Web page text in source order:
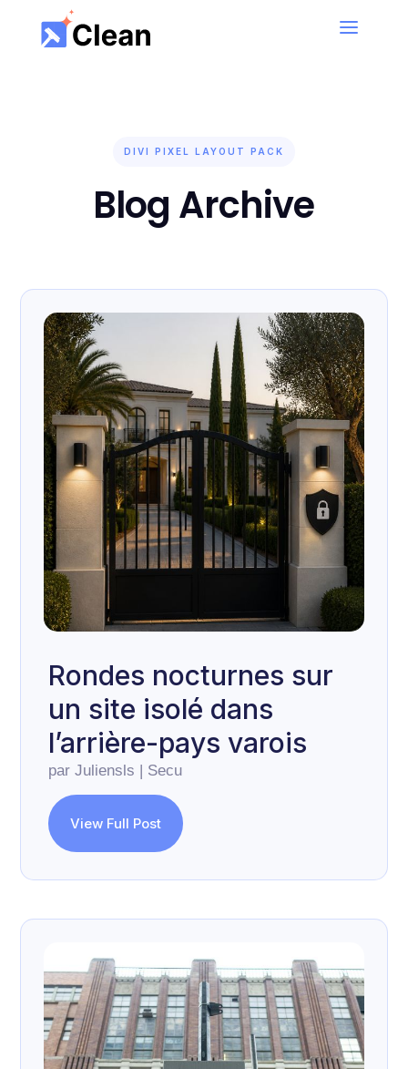
Book your first cleaning session and get 50% Off
DIVI PIXEL LAYOUT PACK
Blog Archive
Rondes nocturnes sur
un site isolé dans
l’arrière-pays varois
parJuliensls | Secu
View Full Post